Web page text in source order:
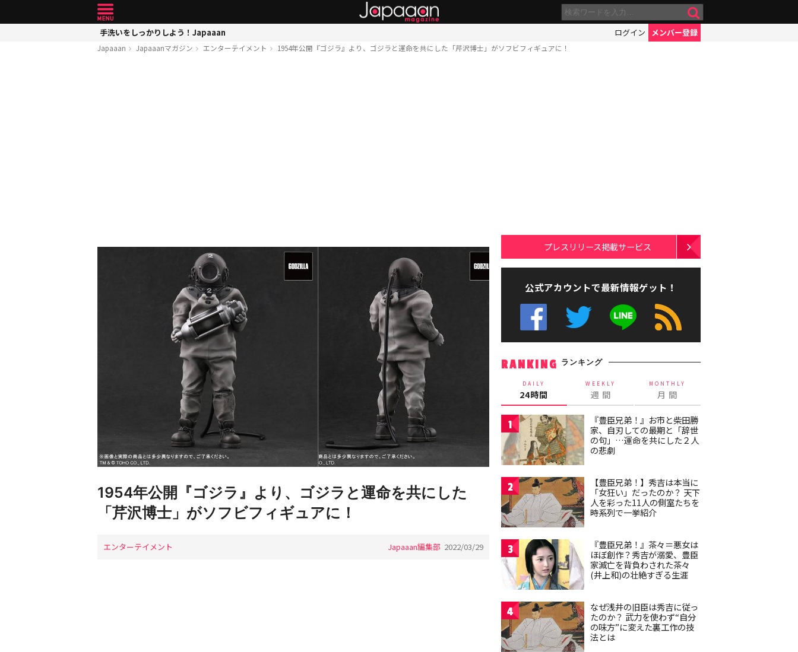
手洗いをしっかりしよう！Japaaan ログイン メンバー登録
Japaaan Japaaanマガジン エンターテイメント 1954年公開『ゴジラ』より、ゴジラと運命を共にした「芹沢博士」がソフビフィギュアに！
1954年公開『ゴジラ』より、ゴジラと運命を共にした
「芹沢博士」がソフビフィギュアに！
エンターテイメント Japaaan編集部 2022/03/29
プレスリリース掲載サービス
公式アカウントで最新情報ゲット！
RANKING ランキング
DAILY
24時間
WEEKLY
週 間
MONTHLY
月 間
1
『豊臣兄弟！』お市と柴田勝
家、自刃しての最期と「辞世
の句」…運命を共にした２人
の悲劇
2
【豊臣兄弟！】秀吉は本当に
「女狂い」だったのか？ 天下
人を彩った11人の側室たちを
時系列で一挙紹介
3
『豊臣兄弟！』茶々＝悪女は
ほぼ創作？秀吉が溺愛、豊臣
家滅亡を背負わされた茶々
(井上和)の壮絶すぎる生涯
4
なぜ浅井の旧臣は秀吉に従っ
たのか？ 武力を使わず“自分
の味方”に変えた裏工作の技
法とは